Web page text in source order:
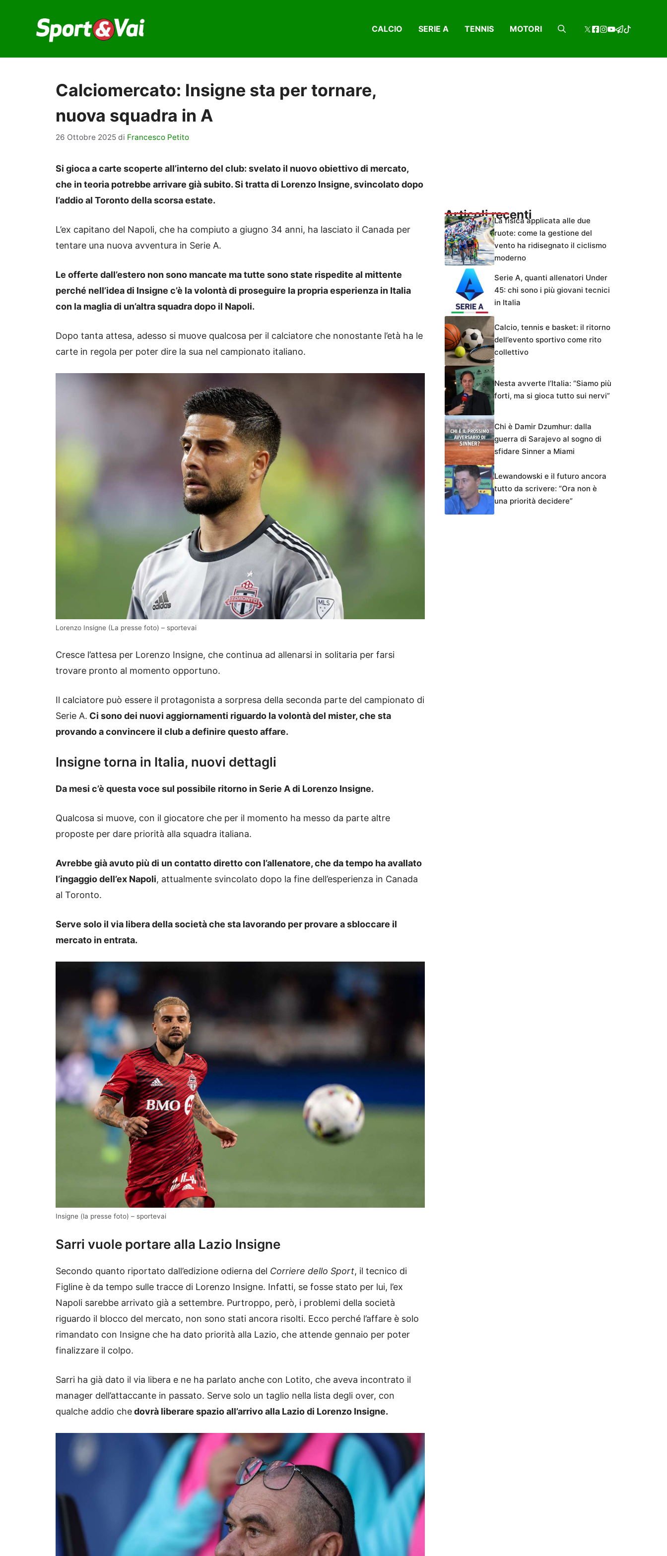
contenuto
CALCIO SERIE A TENNIS MOTORI
Calciomercato: Insigne sta per tornare,
nuova squadra in A
26 Ottobre 2025 di Francesco Petito
Si gioca a carte scoperte all’interno del club: svelato il nuovo obiettivo di mercato,
che in teoria potrebbe arrivare già subito. Si tratta di Lorenzo Insigne, svincolato dopo
l’addio al Toronto della scorsa estate.
L’ex capitano del Napoli, che ha compiuto a giugno 34 anni, ha lasciato il Canada per
tentare una nuova avventura in Serie A.
Le offerte dall’estero non sono mancate ma tutte sono state rispedite al mittente
perché nell’idea di Insigne c’è la volontà di proseguire la propria esperienza in Italia
con la maglia di un’altra squadra dopo il Napoli.
Dopo tanta attesa, adesso si muove qualcosa per il calciatore che nonostante l’età ha le
carte in regola per poter dire la sua nel campionato italiano.
Lorenzo Insigne (La presse foto) – sportevai
Cresce l’attesa per Lorenzo Insigne, che continua ad allenarsi in solitaria per farsi
trovare pronto al momento opportuno.
Il calciatore può essere il protagonista a sorpresa della seconda parte del campionato di
Serie A. Ci sono dei nuovi aggiornamenti riguardo la volontà del mister, che sta
provando a convincere il club a definire questo affare.
Insigne torna in Italia, nuovi dettagli
Da mesi c’è questa voce sul possibile ritorno in Serie A di Lorenzo Insigne.
Qualcosa si muove, con il giocatore che per il momento ha messo da parte altre
proposte per dare priorità alla squadra italiana.
Avrebbe già avuto più di un contatto diretto con l’allenatore, che da tempo ha avallato
l’ingaggio dell’ex Napoli, attualmente svincolato dopo la fine dell’esperienza in Canada
al Toronto.
Serve solo il via libera della società che sta lavorando per provare a sbloccare il
mercato in entrata.
Insigne (la presse foto) – sportevai
Sarri vuole portare alla Lazio Insigne
Secondo quanto riportato dall’edizione odierna del Corriere dello Sport, il tecnico di
Figline è da tempo sulle tracce di Lorenzo Insigne. Infatti, se fosse stato per lui, l’ex
Napoli sarebbe arrivato già a settembre. Purtroppo, però, i problemi della società
riguardo il blocco del mercato, non sono stati ancora risolti. Ecco perché l’affare è solo
rimandato con Insigne che ha dato priorità alla Lazio, che attende gennaio per poter
finalizzare il colpo.
Sarri ha già dato il via libera e ne ha parlato anche con Lotito, che aveva incontrato il
manager dell’attaccante in passato. Serve solo un taglio nella lista degli over, con
qualche addio chedovrà liberare spazio all’arrivo alla Lazio di Lorenzo Insigne.
Articoli recentiLa fisica applicata alle due
ruote: come la gestione del
vento ha ridisegnato il ciclismo
moderno
Serie A, quanti allenatori Under
45: chi sono i più giovani tecnici
in Italia
Calcio, tennis e basket: il ritorno
dell’evento sportivo come rito
collettivo
Nesta avverte l’Italia: “Siamo più
forti, ma si gioca tutto sui nervi”
Chi è Damir Dzumhur: dalla
guerra di Sarajevo al sogno di
sfidare Sinner a Miami
Lewandowski e il futuro ancora
tutto da scrivere: “Ora non è
una priorità decidere”